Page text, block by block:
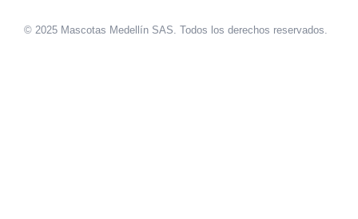
© 2025 Mascotas Medellín SAS. Todos los derechos reservados.